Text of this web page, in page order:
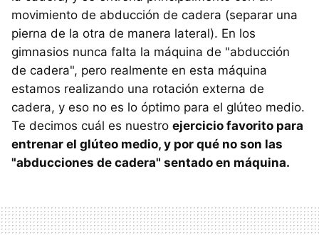
movimiento de abducción de cadera (separar una
pierna de la otra de manera lateral). En los
gimnasios nunca falta la máquina de "abducción
de cadera", pero realmente en esta máquina
estamos realizando una rotación externa de
cadera, y eso no es lo óptimo para el glúteo medio.
Te decimos cuál es nuestro ejercicio favorito para
entrenar el glúteo medio, y por qué no son las
"abducciones de cadera" sentado en máquina.